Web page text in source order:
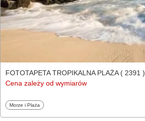
FOTOTAPETA TROPIKALNA PLAŻA ( 2391 )
Cena zależy od wymiarów
Fototapety
Morze i Plaża